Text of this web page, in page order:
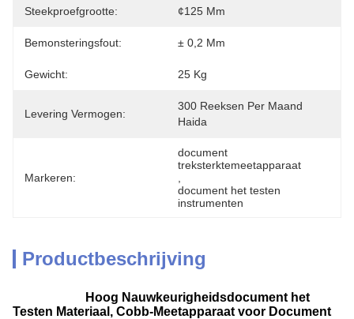
Steekproefgrootte: ¢125 Mm
Bemonsteringsfout: ± 0,2 Mm
Gewicht: 25 Kg
Levering Vermogen:
300 Reeksen Per Maand
Haida
Markeren:
document
treksterktemeetapparaat
document het testen
instrumenten
Productbeschrijving
Hoog Nauwkeurigheidsdocument het
Testen Materiaal, Cobb-Meetapparaat voor Document